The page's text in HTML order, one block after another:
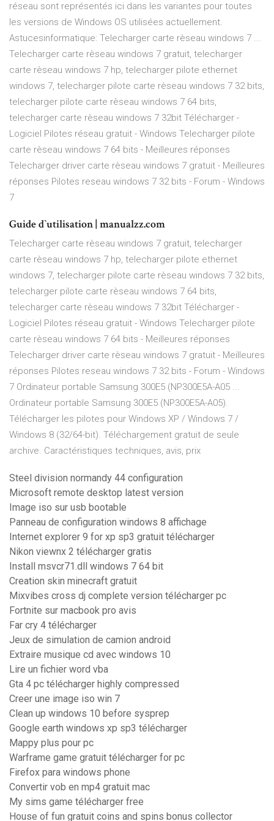
réseau sont représentés ici dans les variantes pour toutes
les versions de Windows OS utilisées actuellement.
Astucesinformatique: Telecharger carte rèseau windows 7 ...
Telecharger carte rèseau windows 7 gratuit, telecharger
carte rèseau windows 7 hp, telecharger pilote ethernet
windows 7, telecharger pilote carte rèseau windows 7 32 bits,
telecharger pilote carte rèseau windows 7 64 bits,
telecharger carte rèseau windows 7 32bit Télécharger -
Logiciel Pilotes réseau gratuit - Windows Telecharger pilote
carte rèseau windows 7 64 bits - Meilleures réponses
Telecharger driver carte rèseau windows 7 gratuit - Meilleures
réponses Pilotes reseau windows 7 32 bits - Forum - Windows
7
Guide d`utilisation | manualzz.com
Telecharger carte rèseau windows 7 gratuit, telecharger
carte rèseau windows 7 hp, telecharger pilote ethernet
windows 7, telecharger pilote carte rèseau windows 7 32 bits,
telecharger pilote carte rèseau windows 7 64 bits,
telecharger carte rèseau windows 7 32bit Télécharger -
Logiciel Pilotes réseau gratuit - Windows Telecharger pilote
carte rèseau windows 7 64 bits - Meilleures réponses
Telecharger driver carte rèseau windows 7 gratuit - Meilleures
réponses Pilotes reseau windows 7 32 bits - Forum - Windows
7 Ordinateur portable Samsung 300E5 (NP300E5A-A05 ...
Ordinateur portable Samsung 300E5 (NP300E5A-A05).
Télécharger les pilotes pour Windows XP / Windows 7 /
Windows 8 (32/64-bit). Téléchargement gratuit de seule
archive. Caractéristiques techniques, avis, prix
Steel division normandy 44 configuration
Microsoft remote desktop latest version
Image iso sur usb bootable
Panneau de configuration windows 8 affichage
Internet explorer 9 for xp sp3 gratuit télécharger
Nikon viewnx 2 télécharger gratis
Install msvcr71.dll windows 7 64 bit
Creation skin minecraft gratuit
Mixvibes cross dj complete version télécharger pc
Fortnite sur macbook pro avis
Far cry 4 télécharger
Jeux de simulation de camion android
Extraire musique cd avec windows 10
Lire un fichier word vba
Gta 4 pc télécharger highly compressed
Creer une image iso win 7
Clean up windows 10 before sysprep
Google earth windows xp sp3 télécharger
Mappy plus pour pc
Warframe game gratuit télécharger for pc
Firefox para windows phone
Convertir vob en mp4 gratuit mac
My sims game télécharger free
House of fun gratuit coins and spins bonus collector